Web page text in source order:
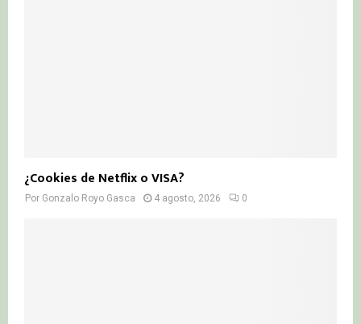
¿Cookies de Netflix o VISA?
Por Gonzalo Royo Gasca 4 agosto, 2026 0